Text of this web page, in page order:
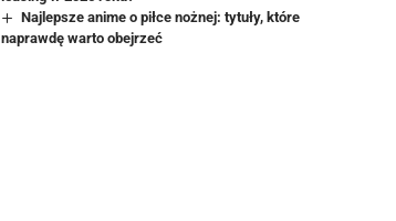
Najlepsze anime o piłce nożnej: tytuły, które
naprawdę warto obejrzeć